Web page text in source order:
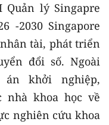
lý Singapre
-2030 Singapore
tài, phát triển
đổi số. Ngoài
khởi nghiệp,
nhà khoa học về
nghiên cứu khoa